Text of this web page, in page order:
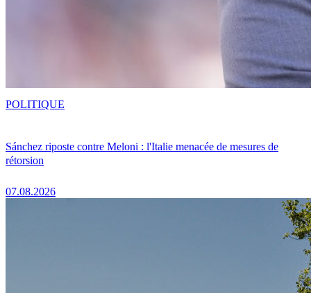
Sánchez riposte contre Meloni : l'Italie menacée de mesures de
rétorsion
07.08.2026
POLITIQUE